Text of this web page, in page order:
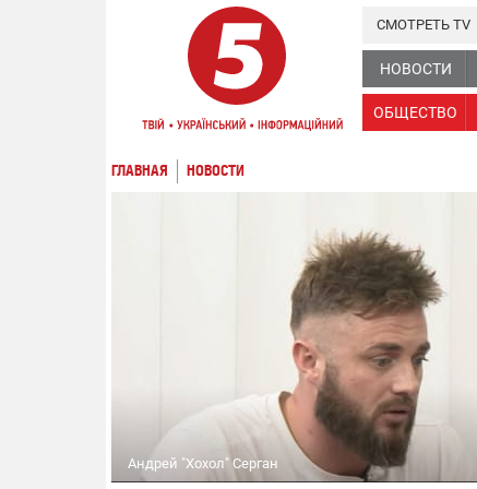
НОВОСТИ
ОБЩЕСТВО
СМОТРЕТЬ TV
ГЛАВНАЯ НОВОСТИ
Андрей "Хохол" Серган